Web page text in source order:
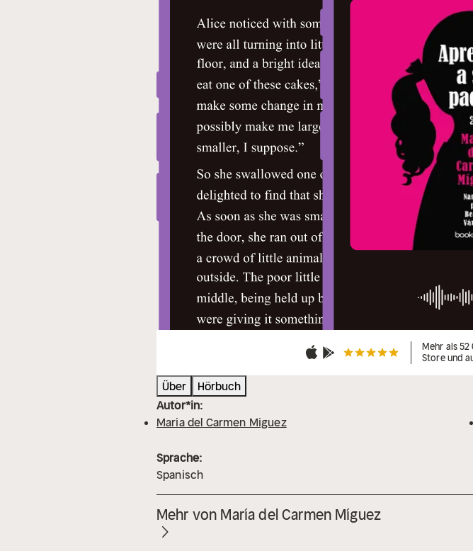
Mehr als
Store und
Über
Hörbuch
Autor*in:
María del Carmen Míguez
Sprache:
Spanisch
Mehr von María del Carmen Míguez